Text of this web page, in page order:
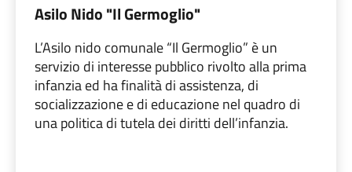
Asilo Nido "Il Germoglio"
L’Asilo nido comunale “Il Germoglio” è un
servizio di interesse pubblico rivolto alla prima
infanzia ed ha finalità di assistenza, di
socializzazione e di educazione nel quadro di
una politica di tutela dei diritti dell’infanzia.